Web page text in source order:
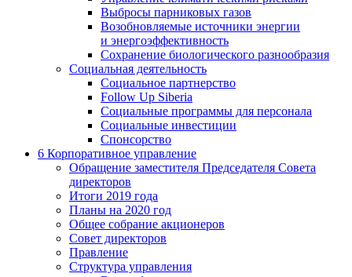
Выбросы парниковых газов
Возобновляемые источники энергии
и энергоэффективность
Сохранение биологического разнообразия
Социальная деятельность
Социальное партнерство
Follow Up Siberia
Социальные программы для персонала
Социальные инвестиции
Спонсорство
6 Корпоративное управление
Обращение заместителя Председателя Совета
директоров
Итоги 2019 года
Планы на 2020 год
Общее собрание акционеров
Совет директоров
Правление
Структура управления